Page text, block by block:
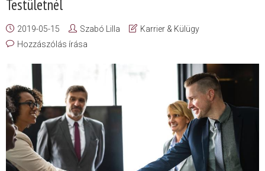
Testületnél
2019-05-15 Szabó Lilla
Karrier & Külügy
Hozzászólás írása